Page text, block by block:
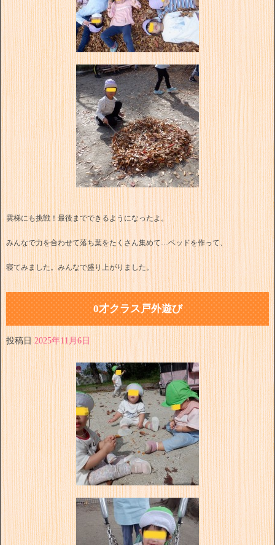
雲梯にも挑戦！最後までできるようになったよ。
みんなで力を合わせて落ち葉をたくさん集めて…ベッドを作って、
寝てみました。みんなで盛り上がりました。
0才クラス戸外遊び
投稿日 2025年11月6日